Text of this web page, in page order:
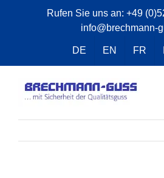
Rufen Sie uns an: +49
info@brechmann-
DE EN FR